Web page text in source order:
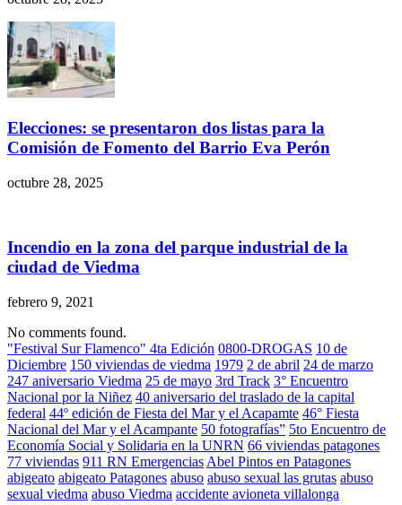
Elecciones: se presentaron dos listas para la
Comisión de Fomento del Barrio Eva Perón
octubre 28, 2025
Incendio en la zona del parque industrial de la
ciudad de Viedma
febrero 9, 2021
No comments found.
"Festival Sur Flamenco" 4ta Edición 0800-DROGAS 10 de
Diciembre 150 viviendas de viedma 1979 2 de abril 24 de marzo
247 aniversario Viedma 25 de mayo 3rd Track 3° Encuentro
Nacional por la Niñez 40 aniversario del traslado de la capital
federal 44º edición de Fiesta del Mar y el Acapamte 46° Fiesta
Nacional del Mar y el Acampante 50 fotografías” 5to Encuentro de
Economía Social y Solidaria en la UNRN 66 viviendas patagones
77 viviendas 911 RN Emergencias Abel Pintos en Patagones
abigeato abigeato Patagones abuso abuso sexual las grutas abuso
sexual viedma abuso Viedma accidente avioneta villalonga